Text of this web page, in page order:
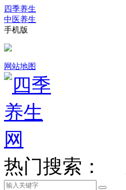
四季养生
中医养生
手机版
网站地图
热门搜索：